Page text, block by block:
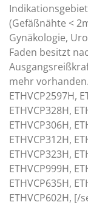
(Gefäßnähte <
Gynäkologie,
Faden besitzt
mehr vorhanden.
ETHVCP2597H,
ETHVCP328H,
ETHVCP306H,
ETHVCP312H,
ETHVCP323H,
ETHVCP999H,
ETHVCP635H,
ETHVCP602H, [/